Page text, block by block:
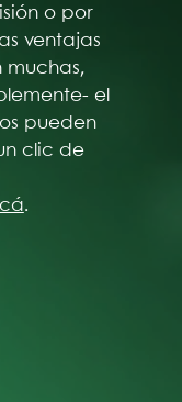
o por
ventajas
muchas,
el
pueden
clic de
.